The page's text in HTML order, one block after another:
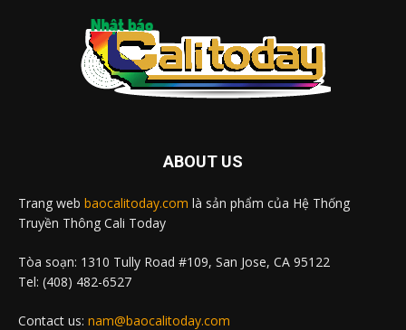
ABOUT US
Trang web baocalitoday.com là sản phẩm của Hệ Thống
Truyền Thông Cali Today
Tòa soạn: 1310 Tully Road #109, San Jose, CA 95122
Tel: (408) 482-6527
Contact us: nam@baocalitoday.com